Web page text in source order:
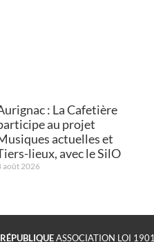
: La Cafetière
au projet
actuelles et
lieux, avec le SilO
août 2026
ASSOCIATION LOI 1901